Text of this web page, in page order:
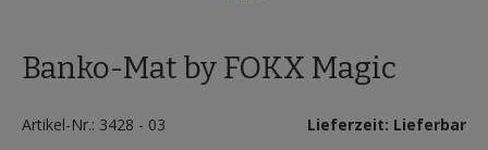
der
Banko-Mat by FOKX Magic
Artikel-Nr.: 3428 - 03
Lieferzeit: Lieferbar